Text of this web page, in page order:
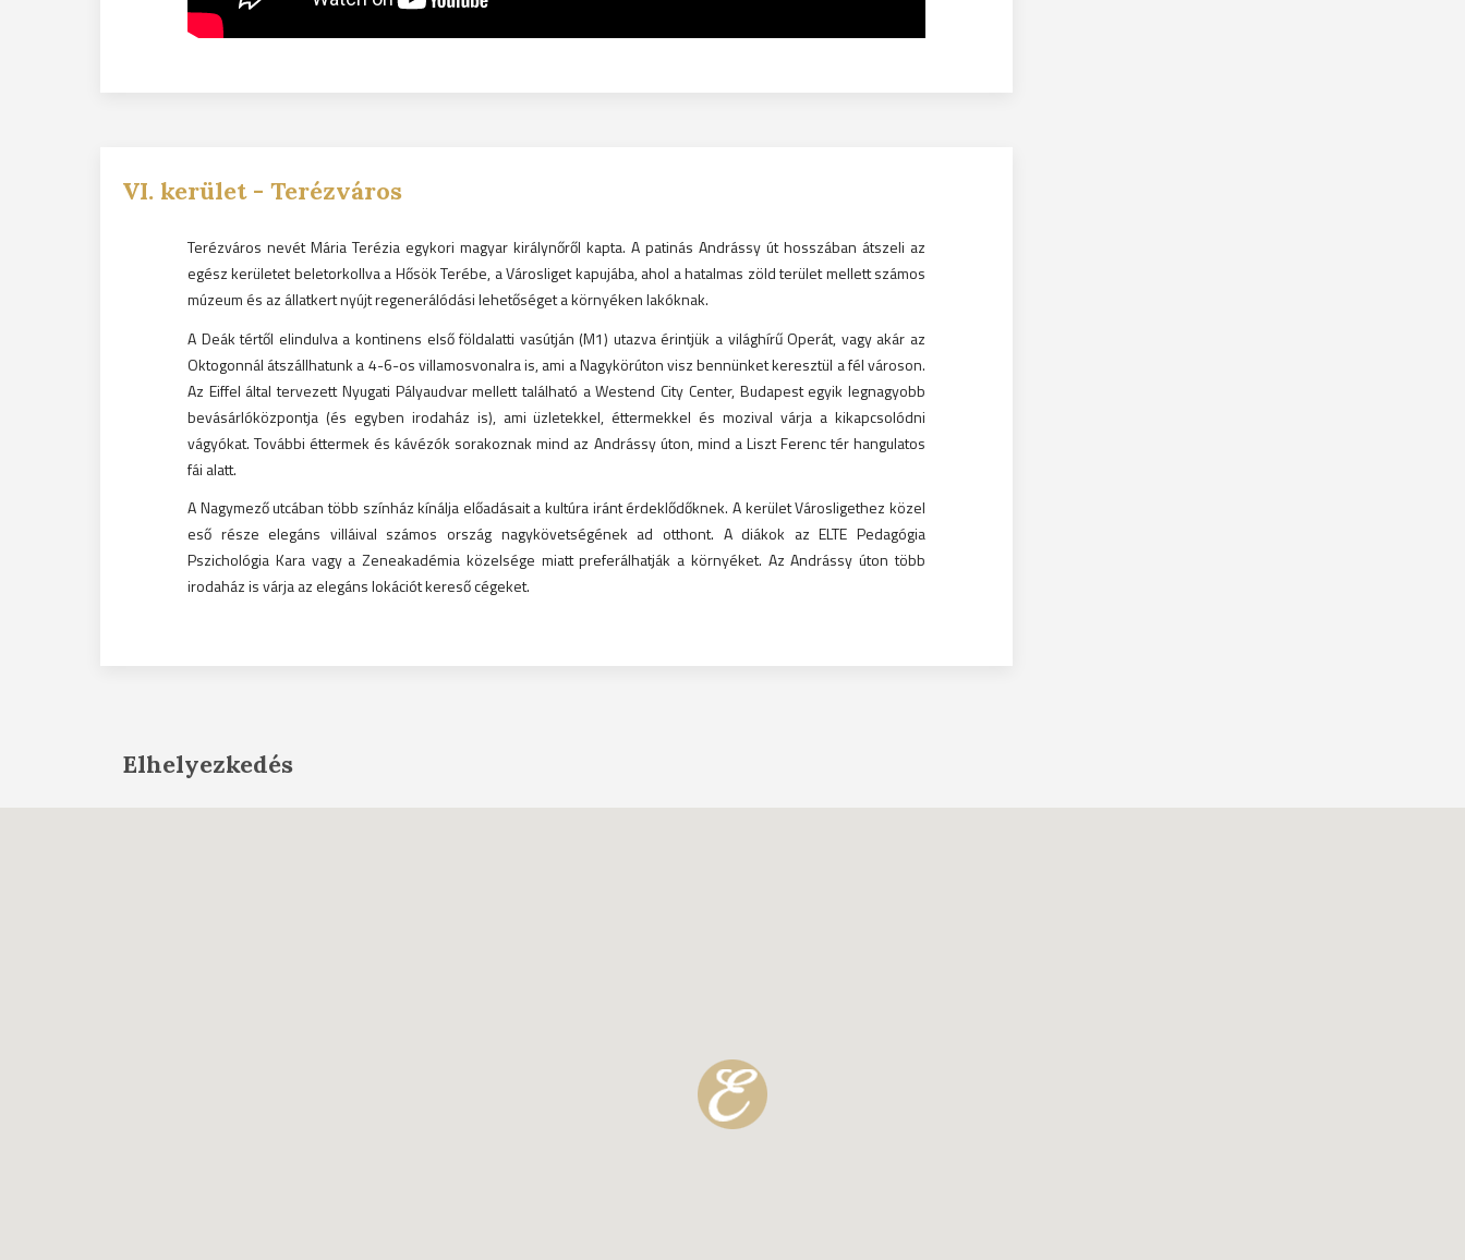
VI. kerület - Terézváros
Terézváros nevét Mária Terézia egykori magyar királynőről kapta. A patinás Andrássy út hosszában átszeli az
egész kerületet beletorkollva a Hősök Terébe, a Városliget kapujába, ahol a hatalmas zöld terület mellett számos
múzeum és az állatkert nyújt regenerálódási lehetőséget a környéken lakóknak.
A Deák tértől elindulva a kontinens első földalatti vasútján (M1) utazva érintjük a világhírű Operát, vagy akár az
Oktogonnál átszállhatunk a 4-6-os villamosvonalra is, ami a Nagykörúton visz bennünket keresztül a fél városon.
Az Eiffel által tervezett Nyugati Pályaudvar mellett található a Westend City Center, Budapest egyik legnagyobb
bevásárlóközpontja (és egyben irodaház is), ami üzletekkel, éttermekkel és mozival várja a kikapcsolódni
vágyókat. További éttermek és kávézók sorakoznak mind az Andrássy úton, mind a Liszt Ferenc tér hangulatos
fái alatt.
A Nagymező utcában több színház kínálja előadásait a kultúra iránt érdeklődőknek. A kerület Városligethez közel
eső része elegáns villáival számos ország nagykövetségének ad otthont. A diákok az ELTE Pedagógia
Pszichológia Kara vagy a Zeneakadémia közelsége miatt preferálhatják a környéket. Az Andrássy úton több
irodaház is várja az elegáns lokációt kereső cégeket.
Elhelyezkedés